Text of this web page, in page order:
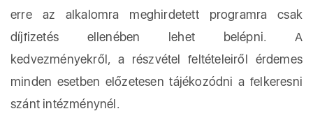
erre az alkalomra meghirdetett programra csak
díjfizetés ellenében lehet belépni. A
kedvezményekről, a részvétel feltételeiről érdemes
minden esetben előzetesen tájékozódni a felkeresni
szánt intézménynél.